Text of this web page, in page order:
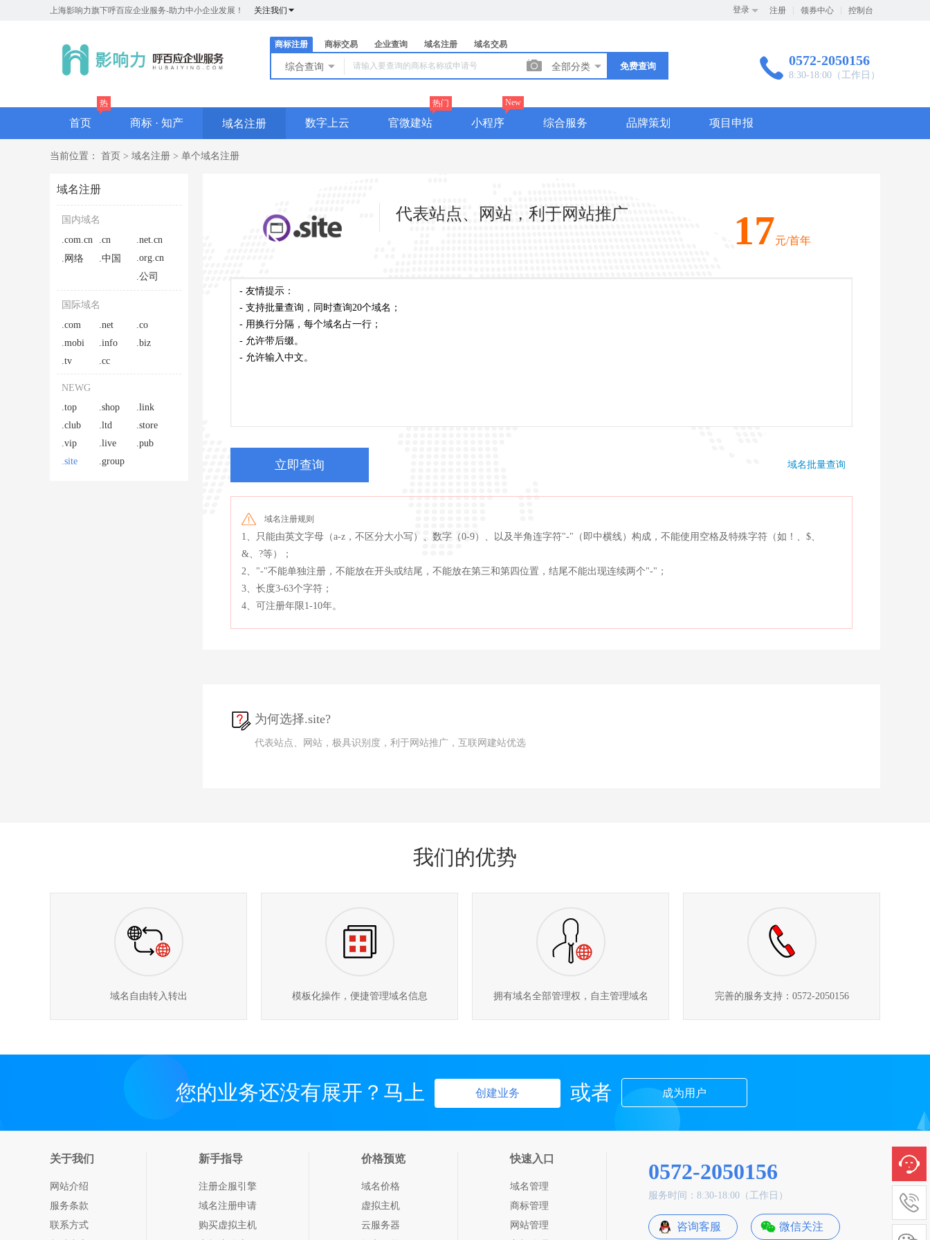
上海影响力旗下呼百应企业服务-助力中小企业发展！ 关注我们 登录 注册 领券中心 控制台
商标注册 商标交易 企业查询 域名注册 域名交易
综合查询   全部分类  免费查询  0572-2050156
8:30-18:00（工作日）
首页
热
商标 · 知产 域名注册 数字上云 官微建站
热门
小程序
New
综合服务 品牌策划 项目申报
当前位置： 首页 > 域名注册 > 单个域名注册
域名注册
国内域名
.com.cn
.cn
.net.cn
.网络
.中国
.org.cn
.公司
国际域名
.com
.net
.co
.mobi
.info
.biz
.tv
.cc
NEWG
.top
.shop
.link
.club
.ltd
.store
.vip
.live
.pub
.site
.group
代表站点、网站，利于网站推广 17元/首年
立即查询 域名批量查询
域名注册规则
1、只能由英文字母（a-z，不区分大小写）、数字（0-9）、以及半角连字符"-"（即中横线）构成，不能使用空格及特殊字符（如！、$、
&、?等）；
2、"-"不能单独注册，不能放在开头或结尾，不能放在第三和第四位置，结尾不能出现连续两个"-"；
3、长度3-63个字符；
4、可注册年限1-10年。
为何选择.site?
代表站点、网站，极具识别度，利于网站推广，互联网建站优选
我们的优势
域名自由转入转出 模板化操作，便捷管理域名信息 拥有域名全部管理权，自主管理域名 完善的服务支持：0572-2050156
您的业务还没有展开？马上 创建业务 或者 成为用户
关于我们
网站介绍
服务条款
联系方式
新手指导
注册企服引擎
域名注册申请
购买虚拟主机
价格预览
域名价格
虚拟主机
云服务器
快速入口
域名管理
商标管理
网站管理
0572-2050156
服务时间：8:30-18:00（工作日）
咨询客服 微信关注